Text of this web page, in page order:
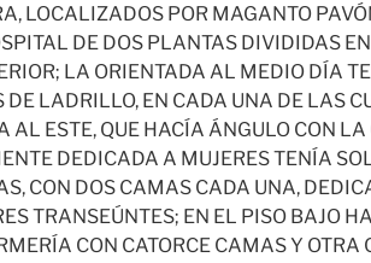
LOCALIZADOS POR MAGANTO
DE DOS PLANTAS DIVIDIDAS
LA ORIENTADA AL MEDIO DÍA
DE LADRILLO, EN CADA UNA DE LAS
AL ESTE, QUE HACÍA ÁNGULO CON
DEDICADA A MUJERES TENÍA
CON DOS CAMAS CADA UNA,
TRANSEÚNTES; EN EL PISO BAJO
CON CATORCE CAMAS Y OTRA